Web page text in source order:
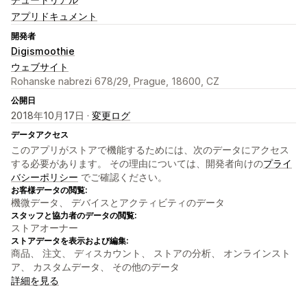
アプリドキュメント
開発者
Digismoothie
ウェブサイト
Rohanske nabrezi 678/29, Prague, 18600, CZ
公開日
2018年10月17日 · 変更ログ
データアクセス
このアプリがストアで機能するためには、次のデータにアクセス
する必要があります。 その理由については、開発者向けのプライ
バシーポリシー でご確認ください。
お客様データの閲覧:
機微データ、 デバイスとアクティビティのデータ
スタッフと協力者のデータの閲覧:
ストアオーナー
ストアデータを表示および編集:
商品、 注文、 ディスカウント、 ストアの分析、 オンラインスト
ア、 カスタムデータ、 その他のデータ
詳細を見る